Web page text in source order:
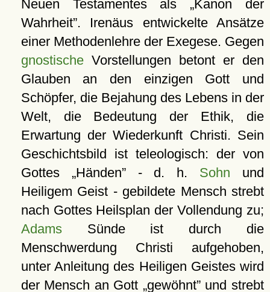
Neuen Testamentes als Kanon der
Wahrheit . Irenäus entwickelte Ansätze
einer Methodenlehre der Exegese. Gegen
gnostischeVorstellungen betont er den
Glauben an den einzigen Gott und
Schöpfer, die Bejahung des Lebens in der
Welt, die Bedeutung der Ethik, die
Erwartung der Wiederkunft Christi. Sein
Geschichtsbild ist teleologisch: der von
Gottes
Händen - d. h. Sohn und
Heiligem Geist - gebildete Mensch strebt
nach Gottes Heilsplan der Vollendung zu;
AdamsSünde ist durch die
Menschwerdung Christi aufgehoben,
unter Anleitung des Heiligen Geistes wird
der Mensch an Gott gewöhnt und strebt